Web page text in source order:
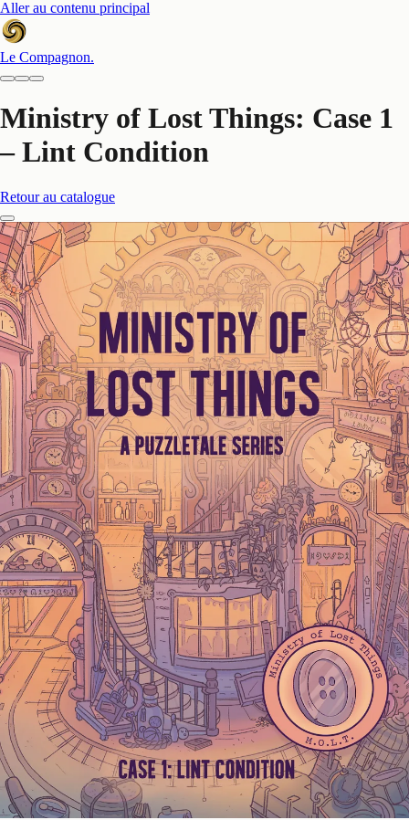
Aller au contenu principal
Le Compagnon.
Ministry of Lost Things: Case 1
– Lint Condition
Retour au catalogue